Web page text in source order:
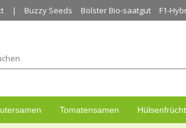
Buzzy Seeds Bolster Bio-saatgut F1-
Tomatensamen